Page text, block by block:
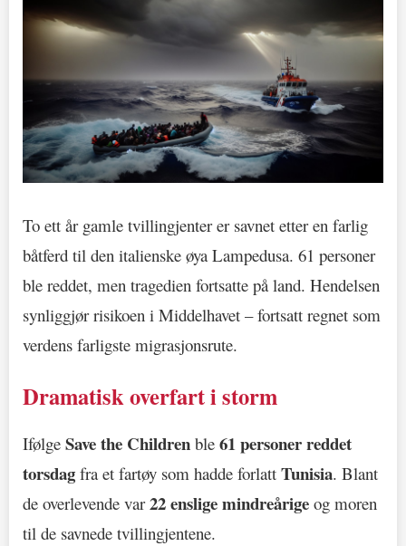
To ett år gamle tvillingjenter er savnet etter en farlig
båtferd til den italienske øya Lampedusa. 61 personer
ble reddet, men tragedien fortsatte på land. Hendelsen
synliggjør risikoen i Middelhavet – fortsatt regnet som
verdens farligste migrasjonsrute.
Dramatisk overfart i storm
Ifølge Save the Children ble 61 personer reddet
torsdag fra et fartøy som hadde forlatt Tunisia. Blant
de overlevende var22 enslige mindreårige og moren
til de savnede tvillingjentene.